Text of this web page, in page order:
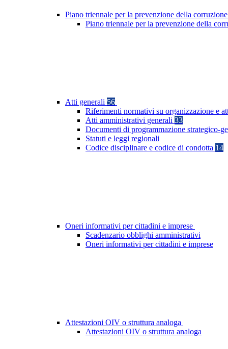
Piano triennale per la prevenzione della
Piano triennale per la prevenzione della
Atti generali 56
Riferimenti normativi su organizzazione e
Atti amministrativi generali 33
Documenti di programmazione strategico-
Statuti e leggi regionali
Codice disciplinare e codice di condotta 14
Oneri informativi per cittadini e imprese
Scadenzario obblighi amministrativi
Oneri informativi per cittadini e imprese
Attestazioni OIV o struttura analoga
Attestazioni OIV o struttura analoga